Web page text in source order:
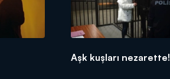
Aşk kuşları nezarette!